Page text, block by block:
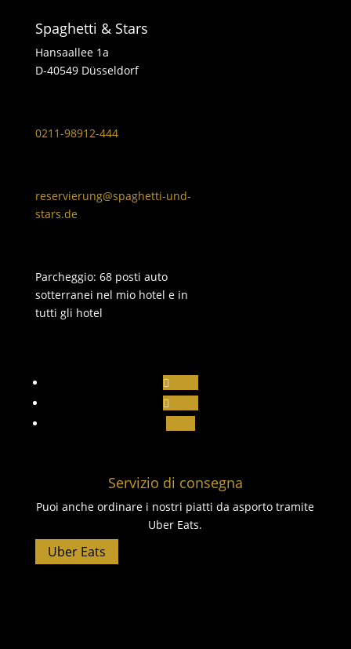
Spaghetti & Stars
Hansaallee 1a
D-40549 Düsseldorf
0211-98912-444
reservierung@spaghetti-und-
stars.de
Parcheggio: 68 posti auto
sotterranei nel mio hotel e in
tutti gli hotel
Servizio di consegna
Puoi anche ordinare i nostri piatti da asporto tramite
Uber Eats.
Uber Eats